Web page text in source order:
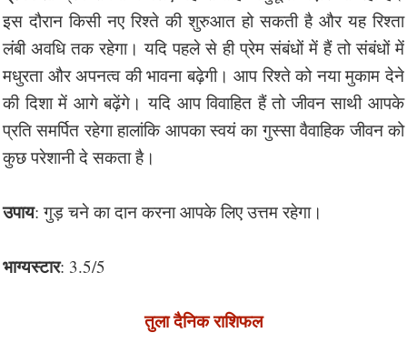
इस दौरान किसी नए रिश्ते की शुरुआत हो सकती है और यह रिश्ता
लंबी अवधि तक रहेगा। यदि पहले से ही प्रेम संबंधों में हैं तो संबंधों में
मधुरता और अपनत्व की भावना बढ़ेगी। आप रिश्ते को नया मुकाम देने
की दिशा में आगे बढ़ेंगे। यदि आप विवाहित हैं तो जीवन साथी आपके
प्रति समर्पित रहेगा हालांकि आपका स्वयं का गुस्सा वैवाहिक जीवन को
कुछ परेशानी दे सकता है।
उपाय: गुड़ चने का दान करना आपके लिए उत्तम रहेगा।
भाग्यस्टार: 3.5/5
तुला दैनिक राशिफल